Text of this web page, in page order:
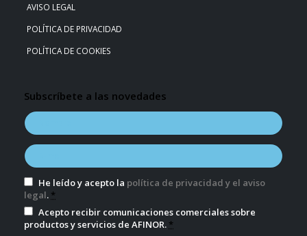
AVISO LEGAL
POLÍTICA DE PRIVACIDAD
POLÍTICA DE COOKIES
Subscríbete a las novedades
He leído y acepto la política de privacidad y el aviso
legal. *
Acepto recibir comunicaciones comerciales sobre
productos y servicios de AFINOR. *